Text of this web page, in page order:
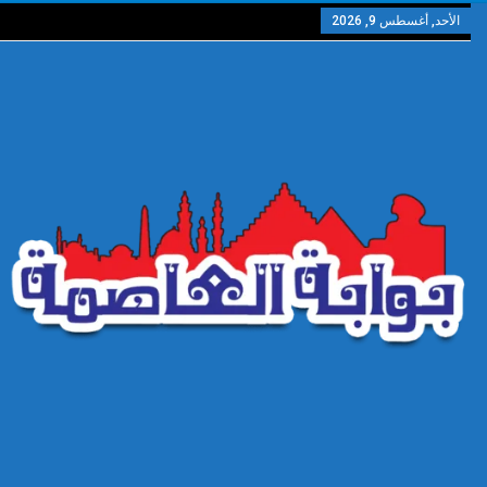
الأحد, أغسطس 9, 2026